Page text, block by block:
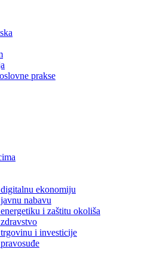
prakse
ekonomiju
nabavu
i zaštitu okoliša
i investicije